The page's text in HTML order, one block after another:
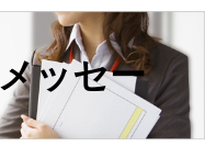
ッセー